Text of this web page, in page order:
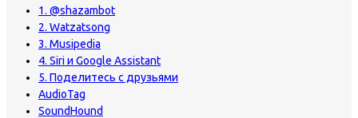
1. @shazambot
2. Watzatsong
3. Musipedia
4. Siri и Google Assistant
5. Поделитесь с друзьями
AudioTag
SoundHound